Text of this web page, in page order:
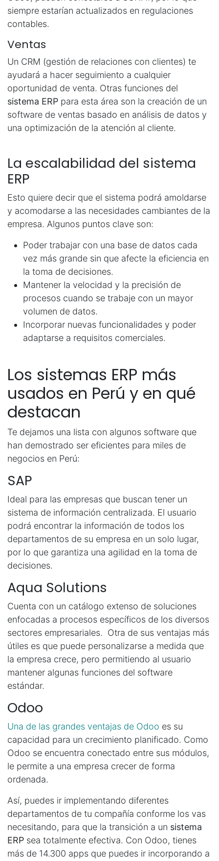
siempre estarían actualizados en regulaciones
contables.
Ventas
Un CRM (gestión de relaciones con clientes) te
ayudará a hacer seguimiento a cualquier
oportunidad de venta. Otras funciones del
sistema ERP para esta área son la creación de un
software de ventas basado en análisis de datos y
una optimización de la atención al cliente.
La escalabilidad del sistema
ERP
Esto quiere decir que el sistema podrá amoldarse
y acomodarse a las necesidades cambiantes de la
empresa. Algunos puntos clave son:
Poder trabajar con una base de datos cada
vez más grande sin que afecte la eficiencia en
la toma de decisiones.
Mantener la velocidad y la precisión de
procesos cuando se trabaje con un mayor
volumen de datos.
Incorporar nuevas funcionalidades y poder
adaptarse a requisitos comerciales.
Los sistemas ERP más
usados en Perú y en qué
destacan
Te dejamos una lista con algunos software que
han demostrado ser eficientes para miles de
negocios en Perú:
SAP
Ideal para las empresas que buscan tener un
sistema de información centralizada. El usuario
podrá encontrar la información de todos los
departamentos de su empresa en un solo lugar,
por lo que garantiza una agilidad en la toma de
decisiones.
Aqua Solutions
Cuenta con un catálogo extenso de soluciones
enfocadas a procesos específicos de los diversos
sectores empresariales. Otra de sus ventajas más
útiles es que puede personalizarse a medida que
la empresa crece, pero permitiendo al usuario
mantener algunas funciones del software
estándar.
Odoo
Una de las grandes ventajas de Odoo es su
capacidad para un crecimiento planificado. Como
Odoo se encuentra conectado entre sus módulos,
le permite a una empresa crecer de forma
ordenada.
Así, puedes ir implementando diferentes
departamentos de tu compañía conforme los vas
necesitando, para que la transición a un sistema
ERP sea totalmente efectiva. Con Odoo, tienes
más de 14.300 apps que puedes ir incorporando a